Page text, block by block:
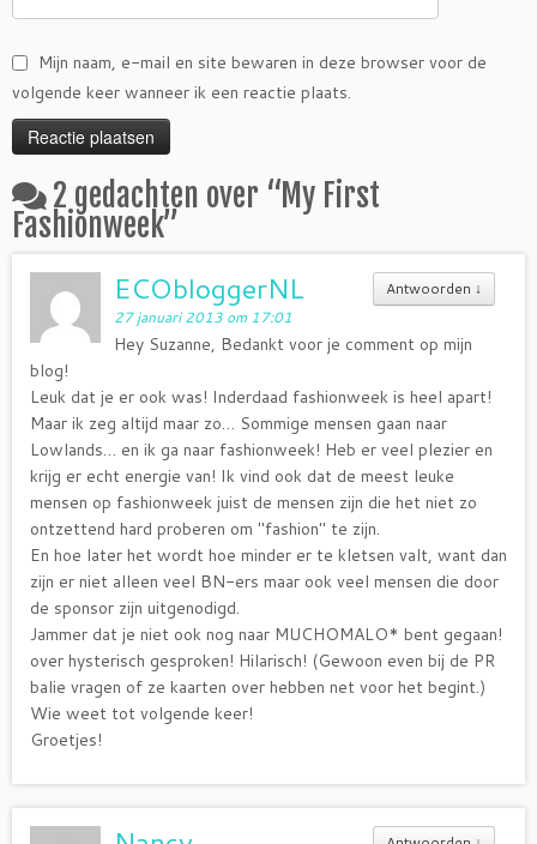
Mijn naam, e-mail en site bewaren in deze browser voor de
volgende keer wanneer ik een reactie plaats.
2 gedachten over “My First
Fashionweek”
Antwoorden ↓
ECObloggerNL
27 januari 2013 om 17:01
Hey Suzanne, Bedankt voor je comment op mijn
blog!
Leuk dat je er ook was! Inderdaad fashionweek is heel apart!
Maar ik zeg altijd maar zo… Sommige mensen gaan naar
Lowlands… en ik ga naar fashionweek! Heb er veel plezier en
krijg er echt energie van! Ik vind ook dat de meest leuke
mensen op fashionweek juist de mensen zijn die het niet zo
ontzettend hard proberen om "fashion" te zijn.
En hoe later het wordt hoe minder er te kletsen valt, want dan
zijn er niet alleen veel BN-ers maar ook veel mensen die door
de sponsor zijn uitgenodigd.
Jammer dat je niet ook nog naar MUCHOMALO* bent gegaan!
over hysterisch gesproken! Hilarisch! (Gewoon even bij de PR
balie vragen of ze kaarten over hebben net voor het begint.)
Wie weet tot volgende keer!
Groetjes!